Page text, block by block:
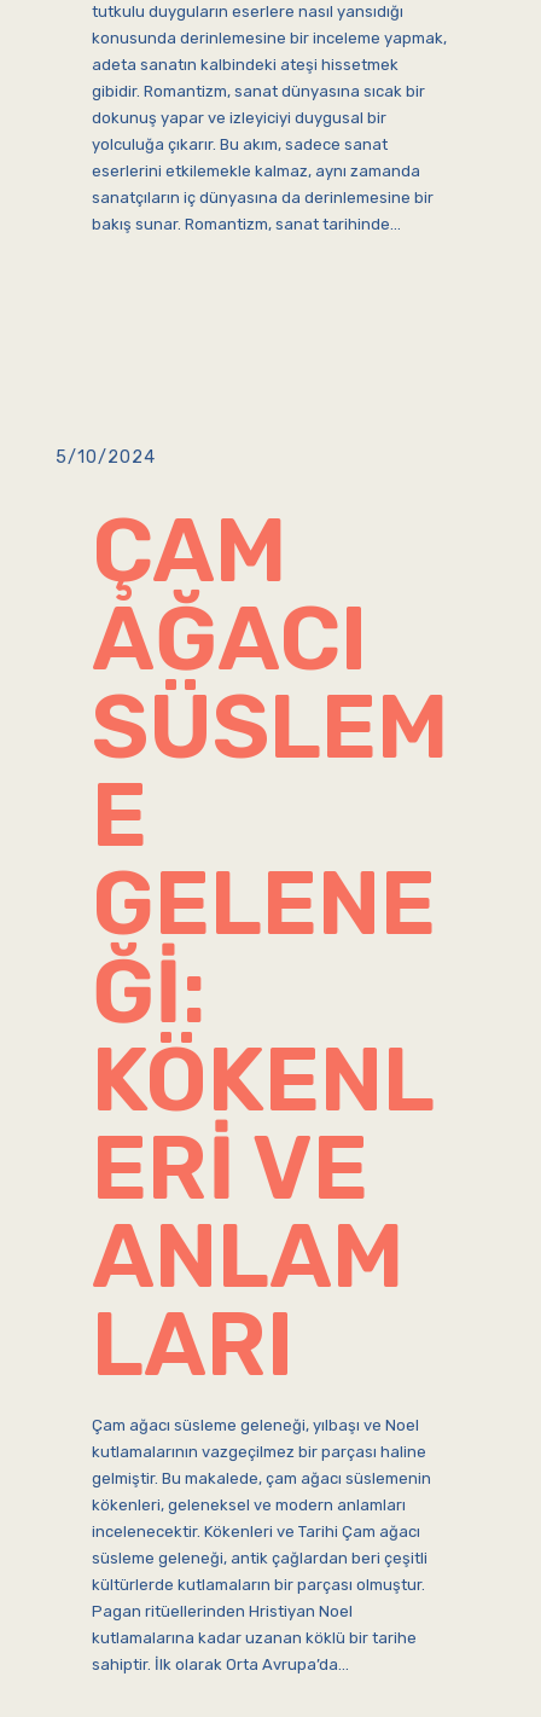
tutkulu duyguların eserlere nasıl yansıdığı
konusunda derinlemesine bir inceleme yapmak,
adeta sanatın kalbindeki ateşi hissetmek
gibidir. Romantizm, sanat dünyasına sıcak bir
dokunuş yapar ve izleyiciyi duygusal bir
yolculuğa çıkarır. Bu akım, sadece sanat
eserlerini etkilemekle kalmaz, aynı zamanda
sanatçıların iç dünyasına da derinlemesine bir
bakış sunar. Romantizm, sanat tarihinde…
5/10/2024
ÇAM
AĞACI
SÜSLEM
E
GELENE
ĞI:
KÖKENL
ERI VE
ANLAM
LARI
Çam ağacı süsleme geleneği, yılbaşı ve Noel
kutlamalarının vazgeçilmez bir parçası haline
gelmiştir. Bu makalede, çam ağacı süslemenin
kökenleri, geleneksel ve modern anlamları
incelenecektir. Kökenleri ve Tarihi Çam ağacı
süsleme geleneği, antik çağlardan beri çeşitli
kültürlerde kutlamaların bir parçası olmuştur.
Pagan ritüellerinden Hristiyan Noel
kutlamalarına kadar uzanan köklü bir tarihe
sahiptir. İlk olarak Orta Avrupa’da…